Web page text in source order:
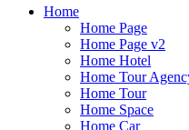
Home
Home Page
Home Page v2
Home Hotel
Home Tour
Home Tour
Home Space
Home Car